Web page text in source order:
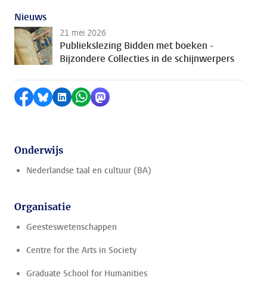
Nieuws
21 mei 2026
Publiekslezing Bidden met boeken -
Bijzondere Collecties in de schijnwerpers
Delen op Facebook
Delen via Bluesky
Delen op LinkedIn
Delen via WhatsApp
Delen via Mastodon
Onderwijs
Nederlandse taal en cultuur (BA)
Organisatie
Geesteswetenschappen
Centre for the Arts in Society
Graduate School for Humanities